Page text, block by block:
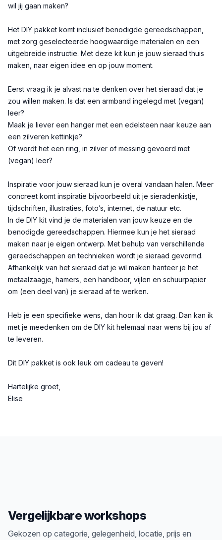
wil jij gaan maken?
Het DIY pakket komt inclusief benodigde gereedschappen,
met zorg geselecteerde hoogwaardige materialen en een
uitgebreide instructie. Met deze kit kun je jouw sieraad thuis
maken, naar eigen idee en op jouw moment.
Eerst vraag ik je alvast na te denken over het sieraad dat je
zou willen maken. Is dat een armband ingelegd met (vegan)
leer?
Maak je liever een hanger met een edelsteen naar keuze aan
een zilveren kettinkje?
Of wordt het een ring, in zilver of messing gevoerd met
(vegan) leer?
Inspiratie voor jouw sieraad kun je overal vandaan halen. Meer
concreet komt inspiratie bijvoorbeeld uit je sieradenkistje,
tijdschriften, illustraties, foto’s, internet, de natuur etc.
In de DIY kit vind je de materialen van jouw keuze en de
benodigde gereedschappen. Hiermee kun je het sieraad
maken naar je eigen ontwerp. Met behulp van verschillende
gereedschappen en technieken wordt je sieraad gevormd.
Afhankelijk van het sieraad dat je wil maken hanteer je het
metaalzaagje, hamers, een handboor, vijlen en schuurpapier
om (een deel van) je sieraad af te werken.
Heb je een specifieke wens, dan hoor ik dat graag. Dan kan ik
met je meedenken om de DIY kit helemaal naar wens bij jou af
te leveren.
Dit DIY pakket is ook leuk om cadeau te geven!
Hartelijke groet,
Elise
Vergelijkbare workshops
Gekozen op categorie, gelegenheid, locatie, prijs en